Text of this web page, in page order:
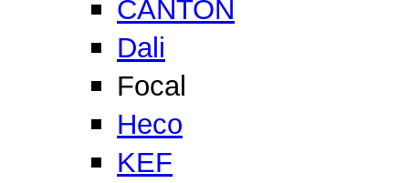
CANTON
Dali
Focal
Heco
KEF